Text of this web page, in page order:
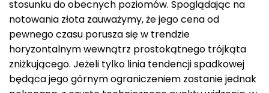
stosunku do obecnych poziomów. Spoglądając na
notowania złota zauważymy, że jego cena od
pewnego czasu porusza się w trendzie
horyzontalnym wewnątrz prostokątnego trójkąta
zniżkującego. Jeżeli tylko linia tendencji spadkowej
będąca jego górnym ograniczeniem zostanie jednak